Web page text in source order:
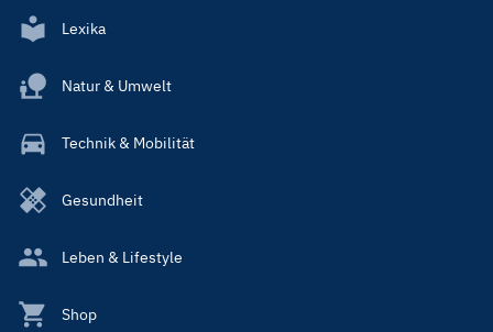
Lexika
Natur & Umwelt
Technik & Mobilität
Gesundheit
Leben & Lifestyle
Shop